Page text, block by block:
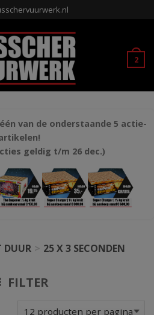
2
van de onderstaande 5 actie-
geldig t/m 26 dec.)
DUUR > 25 X 3 SECONDEN
FILTER